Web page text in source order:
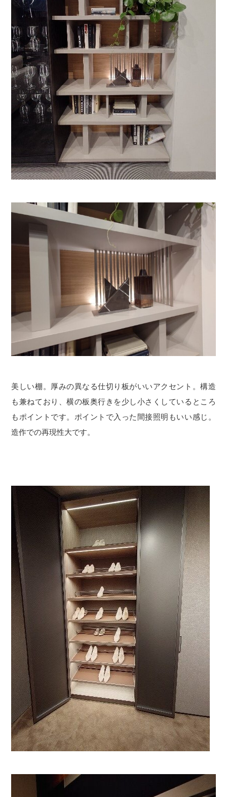
美しい棚。厚みの異なる仕切り板がいいアクセント。構造
も兼ねており、横の板奥行きを少し小さくしているところ
もポイントです。ポイントで入った間接照明もいい感じ。
造作での再現性大です。